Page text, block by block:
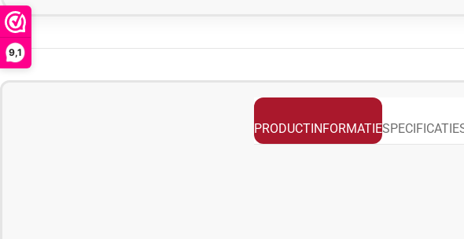
9,1
PRODUCTINFORMATIE